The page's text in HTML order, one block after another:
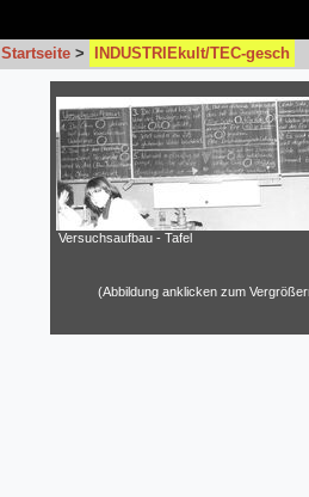
Startseite > INDUSTRIEkult/TEC-gesch
Versuchsaufbau - Tafel
(Abbildung anklicken zum